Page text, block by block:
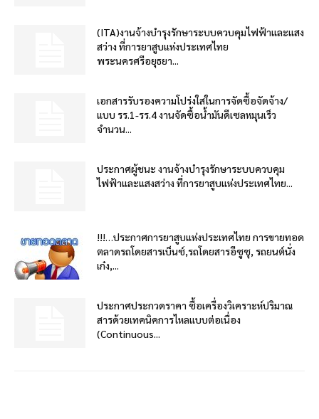
(ITA)งานจ้างบำรุงรักษาระบบควบคุมไฟฟ้าและแสง
สว่าง ที่การยาสูบแห่งประเทศไทย
พระนครศรีอยุธยา...
เอกสารรับรองความโปร่งใสในการจัดซื้อจัดจ้าง/
แบบ รร.1-รร.4 งานจัดซื้อน้ำมันดีเซลหมุนเร็ว
จำนวน...
ประกาศผู้ชนะ งานจ้างบำรุงรักษาระบบควบคุม
ไฟฟ้าและแสงสว่าง ที่การยาสูบแห่งประเทศไทย...
!!!…ประกาศการยาสูบแห่งประเทศไทย การขายทอด
ตลาดรถโดยสารเบ็นซ์,รถโดยสารอีซูซุ, รถยนต์นั่ง
เก๋ง,...
ประกาศประกวดราคา ซื้อเครื่องวิเคราะห์ปริมาณ
สารด้วยเทคนิคการไหลแบบต่อเนื่อง
(Continuous...